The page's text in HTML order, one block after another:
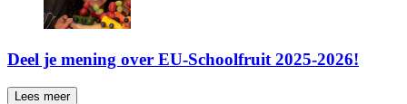
Deel je mening over EU-Schoolfruit 2025-2026!
Lees meer